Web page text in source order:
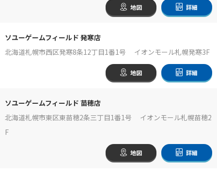
地図 詳細
ソユーゲームフィールド 発寒店
北海道札幌市西区発寒8条12丁目1番1号 イオンモール札幌発寒3F
地図 詳細
ソユーゲームフィールド 苗穂店
北海道札幌市東区東苗穂2条三丁目1番1号 イオンモール札幌苗穂2
F
地図 詳細